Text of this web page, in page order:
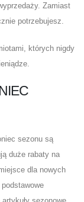
Zamiast
potrzebujesz.
których nigdy
sezonu są
duże rabaty na
dla nowych